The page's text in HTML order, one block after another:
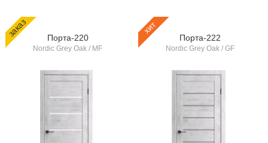
заказ Порта-220
Nordic Grey Oak / MF
хит
Порта-222
Nordic Grey Oak / GF